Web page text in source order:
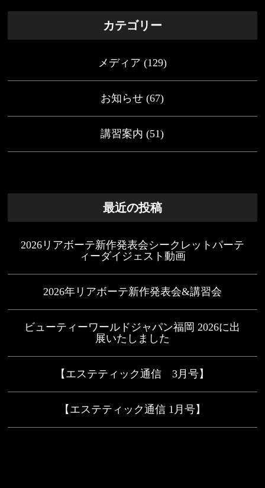
カテゴリー
メディア (129)
お知らせ (67)
講習案内 (51)
最近の投稿
2026リアボーテ新作発表会シークレットパーテ
ィーダイジェスト動画
2026年リアボーテ新作発表会&講習会
ビューティーワールドジャパン福岡 2026に出
展いたしました
【エステティック通信 3月号】
【エステティック通信 1月号】